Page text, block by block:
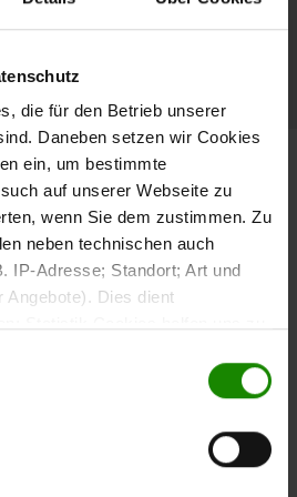
die für den Betrieb unserer
Daneben setzen wir Cookies
ein, um bestimmte
auf unserer Webseite zu
wenn Sie dem zustimmen. Zu
neben technischen auch
IP-Adresse; Standort; Art und
Angebote). Dies dient
sammeln und sie
Zwecke auszuwerten.
uns, Ihnen personalisierte
Media-Cookies ermöglichen
während jeder lnterliving
eigenständig und individuell
Verstärkung –
jetzt als:
w/d)
Inneneinrichtung und hochwertige
unseren lnterliving Partnern genau
zu verwirklichen. Du wirst bei der
Acces­soires beratend zur Seite